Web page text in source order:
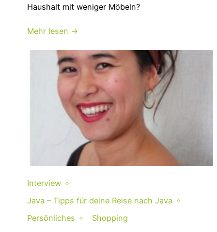
Haushalt mit weniger Möbeln?
Mehr lesen →
Interview
Java – Tipps für deine Reise nach Java
Persönliches
Shopping